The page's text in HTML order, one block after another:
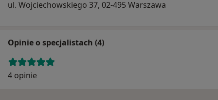
ul. Wojciechowskiego 37, 02-495 Warszawa
Opinie o specjalistach (4)
4 opinie